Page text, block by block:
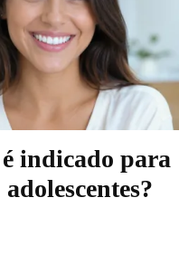
indicado para